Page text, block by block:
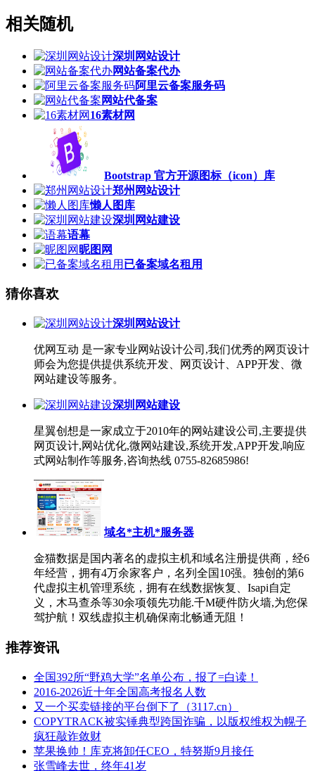
相关随机
深圳网站设计
网站备案代办
阿里云备案服务码
网站代备案
16素材网
Bootstrap 官方开源图标（icon）库
郑州网站设计
懒人图库
深圳网站建设
语幕
昵图网
已备案域名租用
猜你喜欢
深圳网站设计
优网互动 是一家专业网站设计公司,我们优秀的网页设计
师会为您提供提供系统开发、网页设计、APP开发、微
网站建设等服务。
深圳网站建设
星翼创想是一家成立于2010年的网站建设公司,主要提供
网页设计,网站优化,微网站建设,系统开发,APP开发,响应
式网站制作等服务,咨询热线 0755-82685986!
域名*主机*服务器
金猫数据是国内著名的虚拟主机和域名注册提供商，经6
年经营，拥有4万余家客户，名列全国10强。独创的第6
代虚拟主机管理系统，拥有在线数据恢复、Isapi自定
义，木马查杀等30余项领先功能.千M硬件防火墙,为您保
驾护航！双线虚拟主机确保南北畅通无阻！
推荐资讯
全国392所“野鸡大学”名单公布，报了=白读！
2016-2026近十年全国高考报名人数
又一个买卖链接的平台倒下了（3117.cn）
COPYTRACK被实锤典型跨国诈骗，以版权维权为幌子
疯狂敲诈敛财
苹果换帅！库克将卸任CEO，特努斯9月接任
张雪峰去世，终年41岁